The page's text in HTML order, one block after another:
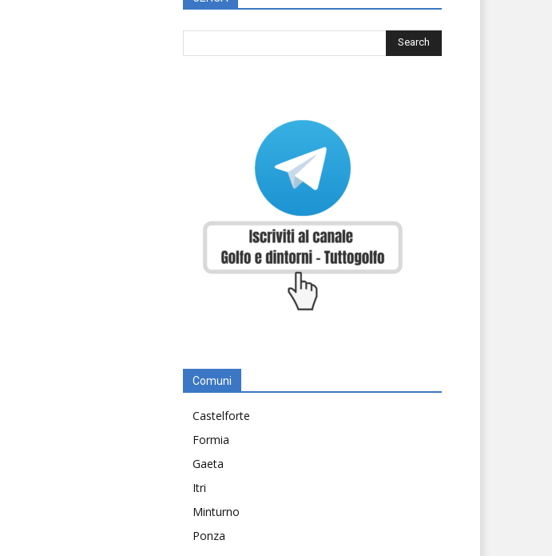
Comuni
Castelforte
Formia
Gaeta
Itri
Minturno
Ponza